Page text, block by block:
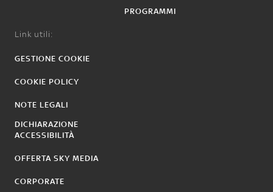
PROGRAMMI
Link utili:
GESTIONE COOKIE
COOKIE POLICY
NOTE LEGALI
DICHIARAZIONE
ACCESSIBILITÀ
OFFERTA SKY MEDIA
CORPORATE